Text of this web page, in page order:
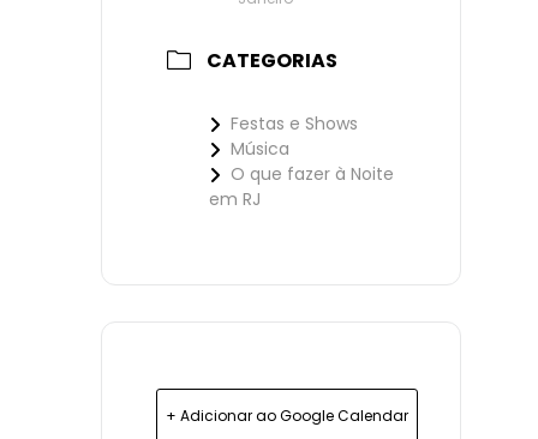
CATEGORIAS
Festas e Shows
Música
O que fazer à Noite
em RJ
+ Adicionar ao Google Calendar